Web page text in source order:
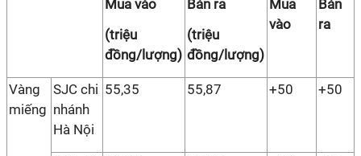
Mua vào
(triệu
đồng/lượng)
Bán ra
(triệu
đồng/lượng)
Mua
vào
Bán
ra
Vàng
miếng
SJC chi
nhánh
Hà Nội
55,35 55,87 +50 +50